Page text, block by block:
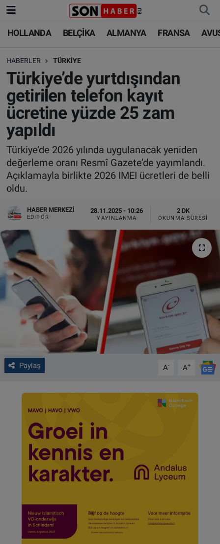
HOLLANDA BELÇİKA ALMANYA FRANSA
HABERLER TÜRKİYE
Türkiye’de yurtdışından
getirilen telefon kayıt
ücretine yüzde 25 zam
yapıldı
Türkiye’de 2026 yılında uygulanacak yeniden
değerleme oranı Resmî Gazete’de yayımlandı.
Açıklamayla birlikte 2026 IMEI ücretleri de belli
oldu.
HABER MERKEZI
EDITÖR
28.11.2025 - 10:26
YAYINLANMA
2 DK
OKUNMA SÜRESI
Paylaş A- A+
HOLLANDA
BELÇİKA
ALMANYA
FRANSA
AVUSTURYA
SAĞLIK - YAŞAM
BİLİM-TEKNOLOJİ
HOLLANDA
BELÇİKA
ALMANYA
TÜRKİYE
DÜNYA
BİLİM-TEKNOLOJİ
SAĞLIK
FOTO GALERİ
VIDEO GALERİ
ALGEMENE VOORWAARDEN
CONTACT
Çerez Politikası
Nöbetçi Eczaneler
Hava Durumu
Trafik Durumu
Süper Lig Puan Durumu ve Fikstür
Tüm Manşetler
Son Dakika Haberleri
Haber Arşivi